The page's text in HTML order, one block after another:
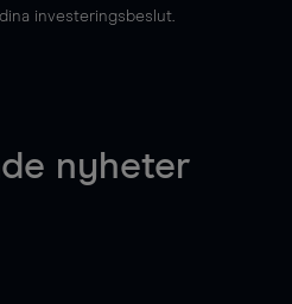
investeringsbeslut.
nyheter